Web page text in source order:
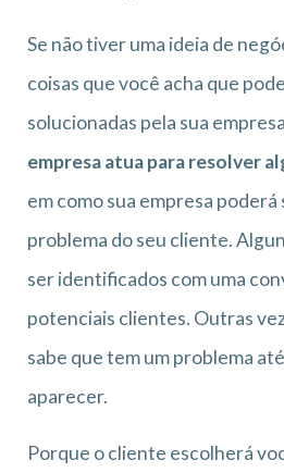
Se não tiver uma ideia de
coisas que você acha que
solucionadas pela sua
empresa atua para resolver
em como sua empresa
problema do seu cliente.
ser identificados com uma
potenciais clientes. Outras
sabe que tem um problema
aparecer.
Porque o cliente escolherá